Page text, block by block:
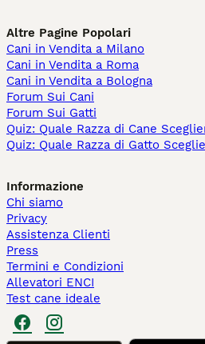
Altre Pagine Popolari
Cani in Vendita a Milano
Cani in Vendita a Roma
Cani in Vendita a Bologna
Forum Sui Cani
Forum Sui Gatti
Quiz: Quale Razza di Cane
Quiz: Quale Razza di Gatto
Informazione
Chi siamo
Privacy
Assistenza Clienti
Press
Termini e Condizioni
Allevatori ENCI
Test cane ideale